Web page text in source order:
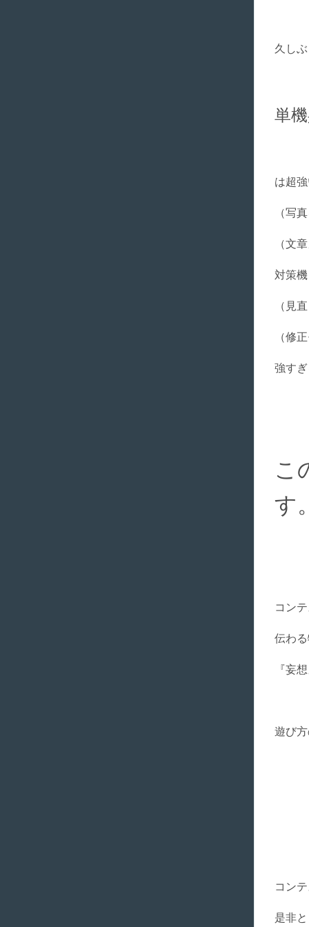
久し
単
は超
（写
（文
対策
（見
（修
強す
こ
す
コン
伝わ
『妄
遊び
コン
是非